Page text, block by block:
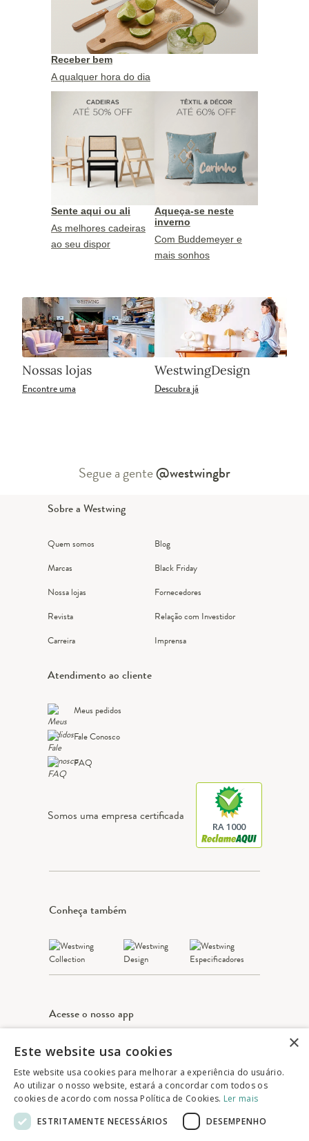
Receber bem
A qualquer hora do dia
Sente aqui ou ali
As melhores cadeiras
ao seu dispor
Aqueça-se neste
inverno
Com Buddemeyer e
mais sonhos
Nossas lojas
Encontre uma
WestwingDesign
Descubra já
Segue a gente@westwingbr
Sobre a Westwing
Quem somos
Marcas
Nossa lojas
Revista
Carreira
Blog
Black Friday
Fornecedores
Relação com Investidor
Imprensa
Atendimento ao cliente
Meus pedidos
Fale Conosco
FAQ
Somos uma empresa certificada
RA 1000
Conheça também
Acesse o nosso app
Apple Store Google play
© 2025 Westwing Comércio Varejista S.A
WESTWING COMÉRCIO VAREJISTA S.A
×
Este website usa cookies
Este website usa cookies para melhorar a experiência do usuário.
Ao utilizar o nosso website, estará a concordar com todos os
cookies de acordo com nossa Política de Cookies. Ler mais
ESTRITAMENTE NECESSÁRIOS
DESEMPENHO